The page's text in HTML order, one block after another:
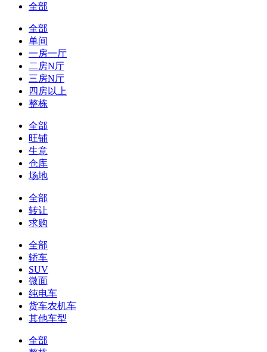
全部
全部
单间
一房一厅
二房N厅
三房N厅
四房以上
整栋
全部
旺铺
生意
仓库
场地
全部
转让
求购
全部
轿车
SUV
微面
纯电车
货车农机车
其他车型
全部